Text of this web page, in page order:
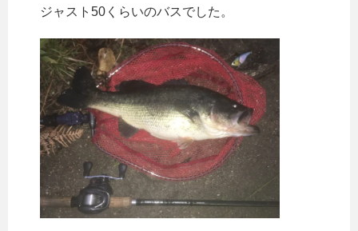
ジャスト50くらいのバスでした。